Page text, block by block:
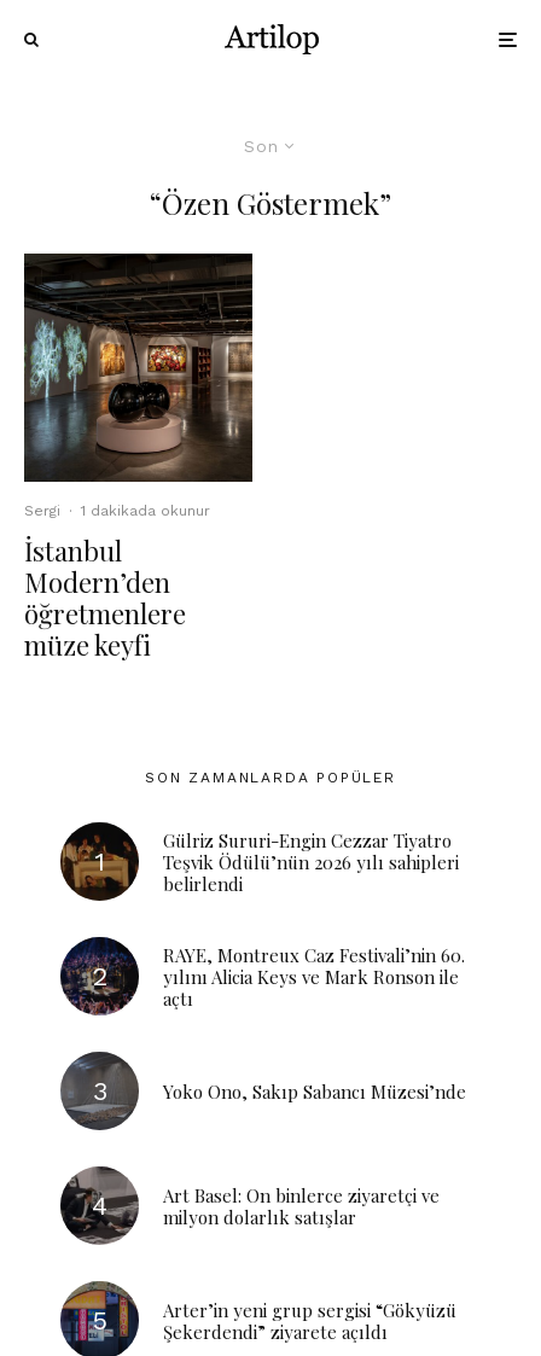
Son
“Özen Göstermek”
Sergi · 1 dakikada okunur
İstanbul
Modern’den
öğretmenlere
müze keyfi
SON ZAMANLARDA POPÜLER
Gülriz Sururi-Engin Cezzar Tiyatro
Teşvik Ödülü’nün 2026 yılı sahipleri
belirlendi
RAYE, Montreux Caz Festivali’nin 60.
yılını Alicia Keys ve Mark Ronson ile
açtı
Yoko Ono, Sakıp Sabancı Müzesi’nde
Art Basel: On binlerce ziyaretçi ve
milyon dolarlık satışlar
Arter’in yeni grup sergisi “Gökyüzü
Şekerdendi” ziyarete açıldı